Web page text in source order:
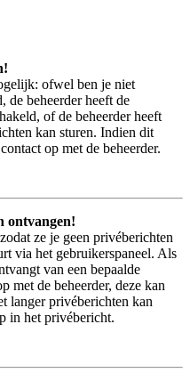
ofwel ben je niet
de beheerder heeft de
of de beheerder heeft
kan sturen. Indien dit
op met de beheerder.
ontvangen!
ze je geen privéberichten
via het gebruikerspaneel. Als
van een bepaalde
met de beheerder, deze kan
langer privéberichten kan
in het privébericht.